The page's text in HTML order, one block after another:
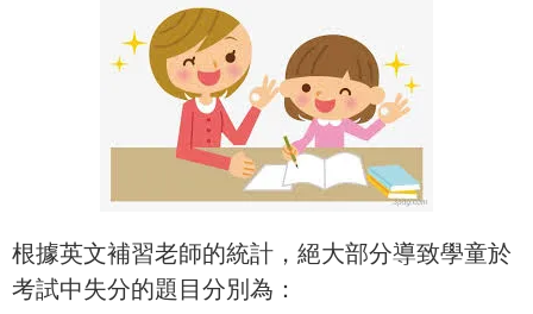
根據英文補習老師的統計，絕大部分導致學童於
考試中失分的題目分別為：